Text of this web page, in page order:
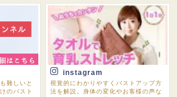
難しいと
のバスト
instagram
視覚的にわかりやすくバストアップ方
法を解説。身体の変化やお客様の声な